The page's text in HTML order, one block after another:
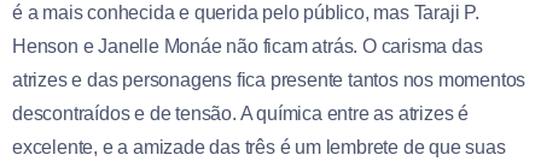
é a mais conhecida e querida pelo público, mas Taraji P.
Henson e Janelle Monáe não ficam atrás. O carisma das
atrizes e das personagens fica presente tantos nos momentos
descontraídos e de tensão. A química entre as atrizes é
excelente, e a amizade das três é um lembrete de que suas